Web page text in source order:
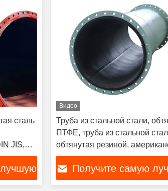
сталь
JIS,
Видео
Труба из стальной стали,
ПТФЕ, труба из стальной
обтянутая резиной,
стандарта
Получите самую